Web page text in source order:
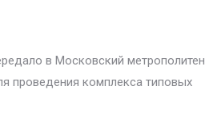
в Московский метрополитен
проведения комплекса типовых